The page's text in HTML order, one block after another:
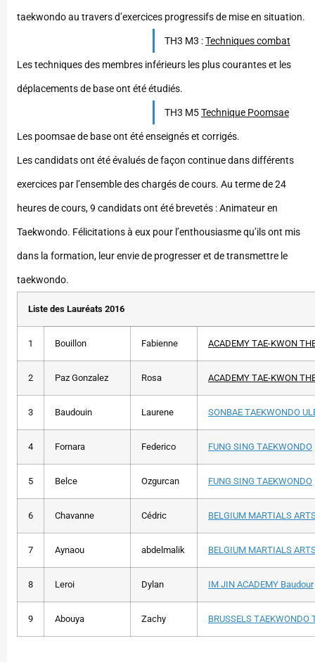
taekwondo au travers d’exercices progressifs de mise en situation.
TH3 M3 :Techniques combat
Les techniques des membres inférieurs les plus courantes et les
déplacements de base ont été étudiés.
TH3 M5Technique Poomsae
Les poomsae de base ont été enseignés et corrigés.
Les candidats ont été évalués de façon continue dans différents
exercices par l’ensemble des chargés de cours. Au terme de 24
heures de cours, 9 candidats ont été brevetés : Animateur en
Taekwondo. Félicitations à eux pour l’enthousiasme qu’ils ont mis
dans la formation, leur envie de progresser et de transmettre le
taekwondo.
Liste des Lauréats 2016
1 Bouillon Fabienne ACADEMY TAE-KWON
2 Paz Gonzalez Rosa ACADEMY TAE-KWON
3 Baudouin Laurene SONBAE TAEKWONDO
4 Fornara Federico FUNG SING TAEKWONDO
5 Belce Ozgurcan FUNG SING TAEKWONDO
6 Chavanne Cédric BELGIUM MARTIALS
7 Aynaou abdelmalik BELGIUM MARTIALS
8 Leroi Dylan IM JIN ACADEMY Baudour
9 Abouya Zachy BRUSSELS TAEKWONDO